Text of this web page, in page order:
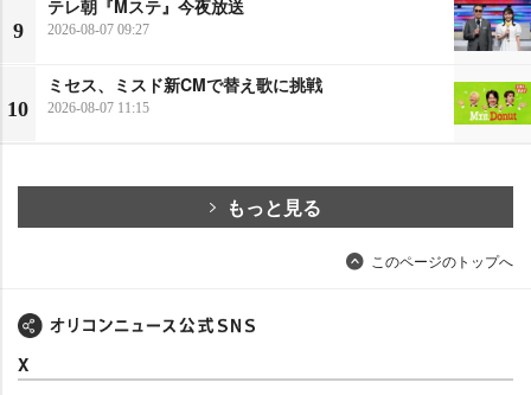
9
テレ朝『Mステ』今夜放送
2026-08-07 09:27
10
ミセス、ミスド新CMで替え歌に挑戦
2026-08-07 11:15
もっと見る
このページのトップへ
X